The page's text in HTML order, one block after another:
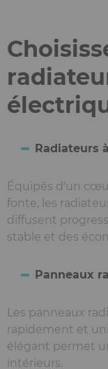
Radiateurs
Équipés d'un
fonte, les
diffusent
stable et des
Panneaux
Les panneaux
rapidement et
élégant permet
intérieurs.